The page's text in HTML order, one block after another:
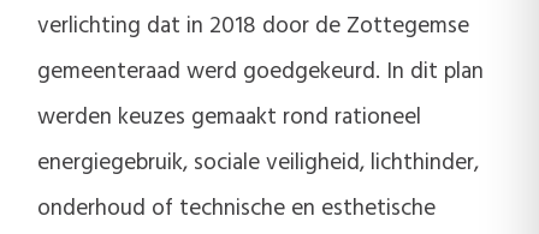
verlichting dat in 2018 door de Zottegemse
gemeenteraad werd goedgekeurd. In dit plan
werden keuzes gemaakt rond rationeel
energiegebruik, sociale veiligheid, lichthinder,
onderhoud of technische en esthetische